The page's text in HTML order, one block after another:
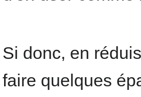
Si donc, en
faire quelques